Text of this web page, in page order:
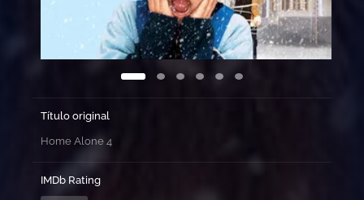
Título original
Home Alone 4
IMDb Rating